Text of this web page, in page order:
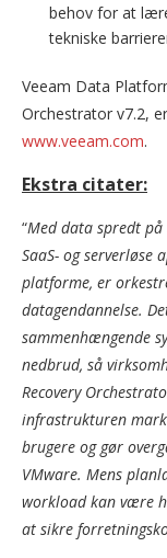
behov for at
tekniske
Veeam Data
Orchestrator v7.2,
www.veeam.com.
Ekstra citater:
“Med data spredt på
SaaS- og
platforme, er
datagendannelse.
sammenhængende
nedbrud, så
Recovery
infrastrukturen
brugere og gør
VMware. Mens
workload kan være
at sikre